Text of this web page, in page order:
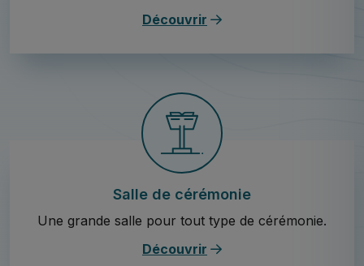
Découvrir
Salle de cérémonie
Une grande salle pour tout type de cérémonie.
Découvrir